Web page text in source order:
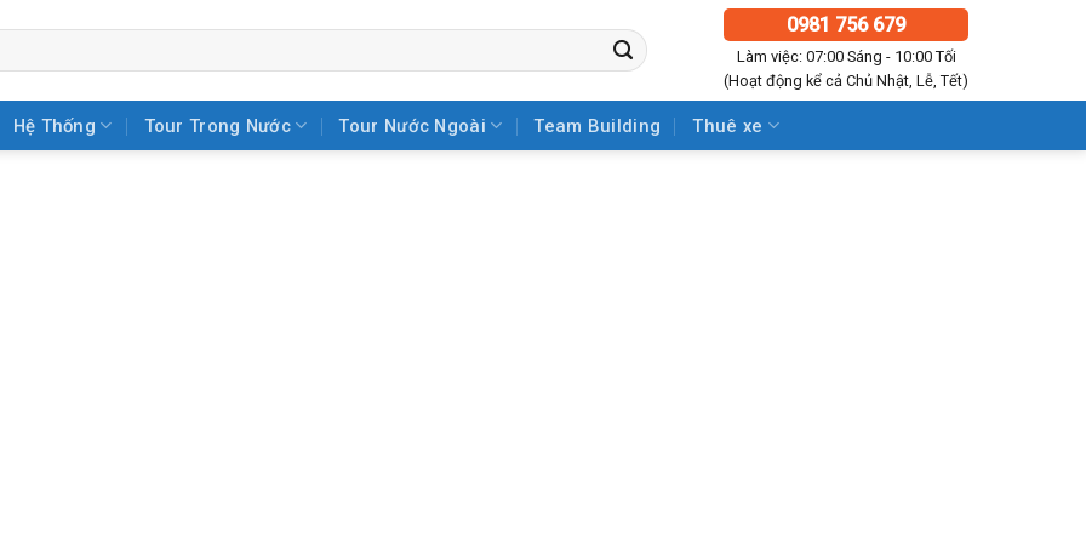
0981 756 679
Làm việc: 07:00 Sáng - 10:00 Tối
(Hoạt động kể cả Chủ Nhật, Lễ, Tết)
Hệ Thống Tour Trong Nước Tour Nước Ngoài Team Building Thuê xe